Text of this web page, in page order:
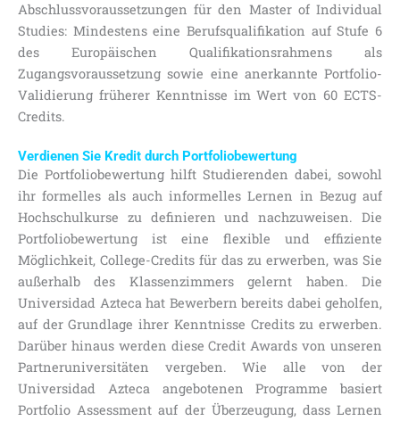
Abschlussvoraussetzungen für den Master of Individual
Studies: Mindestens eine Berufsqualifikation auf Stufe 6
des Europäischen Qualifikationsrahmens als
Zugangsvoraussetzung sowie eine anerkannte Portfolio-
Validierung früherer Kenntnisse im Wert von 60 ECTS-
Credits.
Verdienen Sie Kredit durch Portfoliobewertung
Die Portfoliobewertung hilft Studierenden dabei, sowohl
ihr formelles als auch informelles Lernen in Bezug auf
Hochschulkurse zu definieren und nachzuweisen. Die
Portfoliobewertung ist eine flexible und effiziente
Möglichkeit, College-Credits für das zu erwerben, was Sie
außerhalb des Klassenzimmers gelernt haben. Die
Universidad Azteca hat Bewerbern bereits dabei geholfen,
auf der Grundlage ihrer Kenntnisse Credits zu erwerben.
Darüber hinaus werden diese Credit Awards von unseren
Partneruniversitäten vergeben. Wie alle von der
Universidad Azteca angebotenen Programme basiert
Portfolio Assessment auf der Überzeugung, dass Lernen